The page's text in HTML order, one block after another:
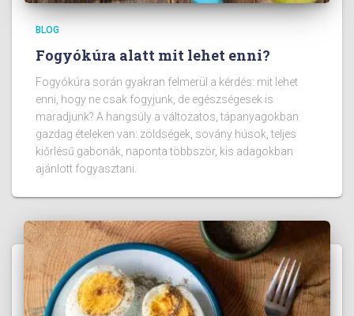
BLOG
Fogyókúra alatt mit lehet enni?
Fogyókúra során gyakran felmerül a kérdés: mit lehet
enni, hogy ne csak fogyjunk, de egészségesek is
maradjunk? A hangsúly a változatos, tápanyagokban
gazdag ételeken van: zöldségek, sovány húsok, teljes
kiőrlésű gabonák, naponta többször, kis adagokban
ajánlott fogyasztani.